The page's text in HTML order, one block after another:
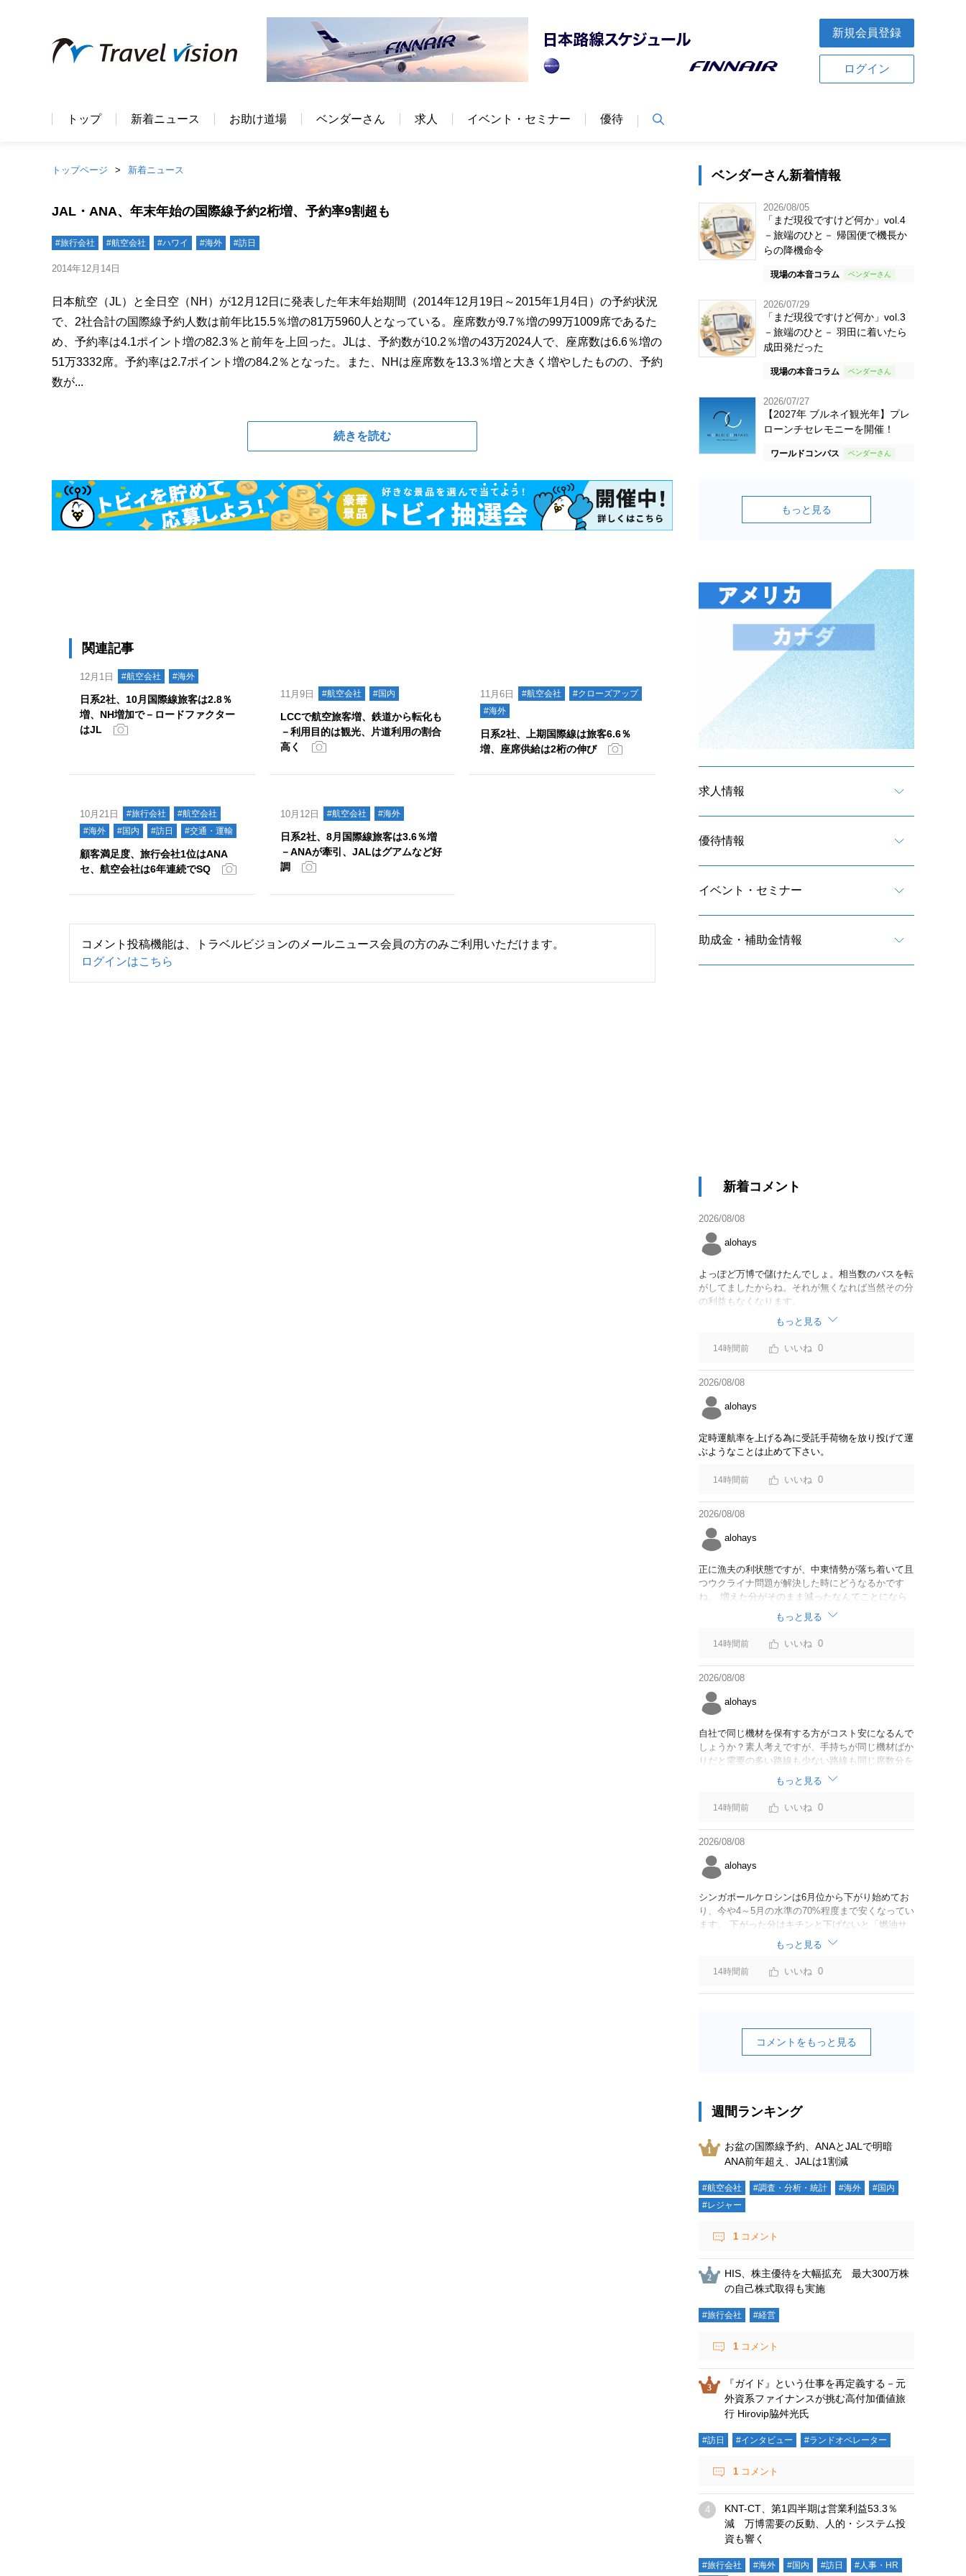
新規会員登録
ログイン
トップ 新着ニュース お助け道場 ベンダーさん 求人 イベント・セミナー 優待
トップページ 新着ニュース
JAL・ANA、年末年始の国際線予約2桁増、予約率9割超も
#旅行会社 #航空会社 #ハワイ #海外 #訪日
2014年12月14日
日本航空（JL）と全日空（NH）が12月12日に発表した年末年始期間（2014年12月19日～2015年1月4日）の予約状況
で、2社合計の国際線予約人数は前年比15.5％増の81万5960人となっている。座席数が9.7％増の99万1009席であるた
め、予約率は4.1ポイント増の82.3％と前年を上回った。JLは、予約数が10.2％増の43万2024人で、座席数は6.6％増の
51万3332席。予約率は2.7ポイント増の84.2％となった。また、NHは座席数を13.3％増と大きく増やしたものの、予約
数が...
続きを読む
関連記事
12月1日 #航空会社 #海外
日系2社、10月国際線旅客は2.8％
増、NH増加で－ロードファクター
はJL
11月9日 #航空会社 #国内
LCCで航空旅客増、鉄道から転化も
－利用目的は観光、片道利用の割合
高く
11月6日 #航空会社
#クローズアップ
#海外
日系2社、上期国際線は旅客6.6％
増、座席供給は2桁の伸び
10月21日 #旅行会社
#航空会社
#海外
#国内 #訪日 #交通・運輸
顧客満足度、旅行会社1位はANA
セ、航空会社は6年連続でSQ
10月12日 #航空会社 #海外
日系2社、8月国際線旅客は3.6％増
－ANAが牽引、JALはグアムなど好
調
コメント投稿機能は、トラベルビジョンのメールニュース会員の方のみご利用いただけます。
ログインはこちら
ベンダーさん新着情報
2026/08/05
「まだ現役ですけど何か」vol.4
－旅端のひと－ 帰国便で機長か
らの降機命令
現場の本音コラム
2026/07/29
「まだ現役ですけど何か」vol.3
－旅端のひと－ 羽田に着いたら
成田発だった
現場の本音コラム
2026/07/27
【2027年 ブルネイ観光年】プレ
ローンチセレモニーを開催！
ワールドコンパス
もっと見る
求人情報
優待情報
イベント・セミナー
助成金・補助金情報
新着コメント
2026/08/08
alohays
よっぽど万博で儲けたんでしょ。相当数のバスを転
がしてましたからね。それが無くなれば当然その分
の利益もなくなります。
もっと見る
14時間前 0
2026/08/08
alohays
定時運航率を上げる為に受託手荷物を放り投げて運
ぶようなことは止めて下さい。
14時間前 0
2026/08/08
alohays
正に漁夫の利状態ですが、中東情勢が落ち着いて且
つウクライナ問題が解決した時にどうなるかです
ね。 増えた分がそのまま減ったなんてことになら
なければいいですが。
もっと見る
14時間前 0
2026/08/08
alohays
自社で同じ機材を保有する方がコスト安になるんで
しょうか？素人考えですが、手持ちが同じ機材ばか
りだと需要の多い路線も少ない路線も同じ席数分を
供給することになるので、需要が多い路線には大型
機材を当て、少ない路線には小型機材を当てるな
ど、席数を調整するにはリース契約の方が対応しや
すいと思いました。
もっと見る
14時間前 0
2026/08/08
alohays
シンガポールケロシンは6月位から下がり始めてお
り、今や4～5月の水準の70%程度まで安くなってい
ます。 下がった分はキチンと下げないと「燃油サ
ーチャージ＝利益」と判断されますよ。
もっと見る
14時間前 0
コメントをもっと見る
週間ランキング
お盆の国際線予約、ANAとJALで明暗
ANA前年超え、JALは1割減
#航空会社 #調査・分析・統計 #海外
#国内
#レジャー
1 コメント
HIS、株主優待を大幅拡充 最大300万株
の自己株式取得も実施
#旅行会社 #経営
1 コメント
『ガイド』という仕事を再定義する－元
外資系ファイナンスが挑む高付加価値旅
行 Hirovip脇舛光氏
#訪日 #インタビュー #ランドオペレーター
1 コメント
KNT-CT、第1四半期は営業利益53.3％
減 万博需要の反動、人的・システム投
資も響く
#旅行会社 #海外 #国内 #訪日 #人事・HR